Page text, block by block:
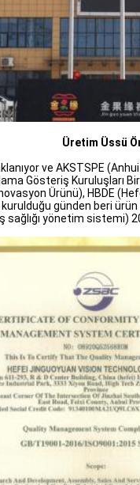
Üretim Üssü
ve AKSTSPE
Gösteriş Kuruluşları
Ürünü), HBDE
günden beri
yönetim sistemi)